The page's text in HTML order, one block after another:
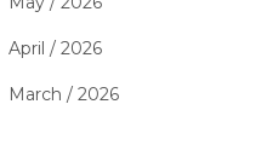
April / 2026
March / 2026